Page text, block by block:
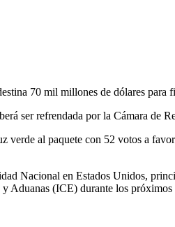
70 mil millones de dólares
ser refrendada por la Cámara de
verde al paquete con 52 votos a
Nacional en Estados Unidos,
(ICE) durante los